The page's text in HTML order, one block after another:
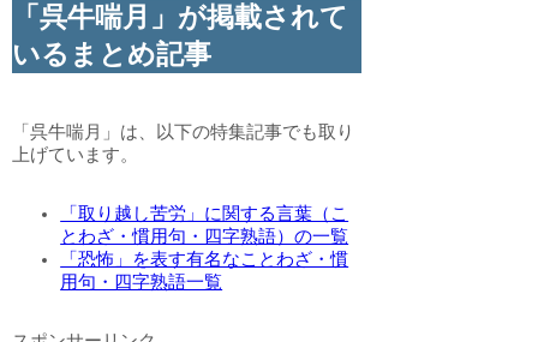
「呉牛喘月」が掲載されて
いるまとめ記事
「呉牛喘月」は、以下の特集記事でも取り
上げています。
「取り越し苦労」に関する言葉（こ
とわざ・慣用句・四字熟語）の一覧
「恐怖」を表す有名なことわざ・慣
用句・四字熟語一覧